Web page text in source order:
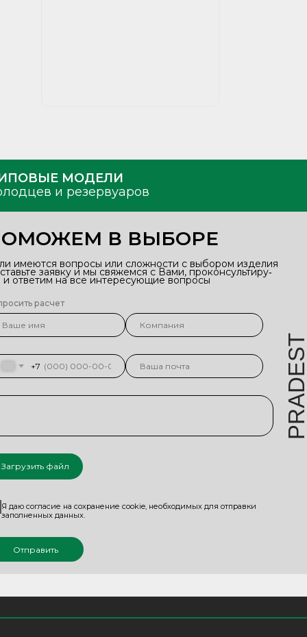
В ВЫБОРЕ
расчет
имеются вопросы или сложности с выбором изделия
заявку и мы свяжемся с Вами, проконсультиру‑
и ответим на все интересующие вопросы
+7
Загрузить файл
Я даю согласие на сохранение cookie, необходимых для отправки
заполненных данных.
Отправить
МОДЕЛИ
и резервуаров